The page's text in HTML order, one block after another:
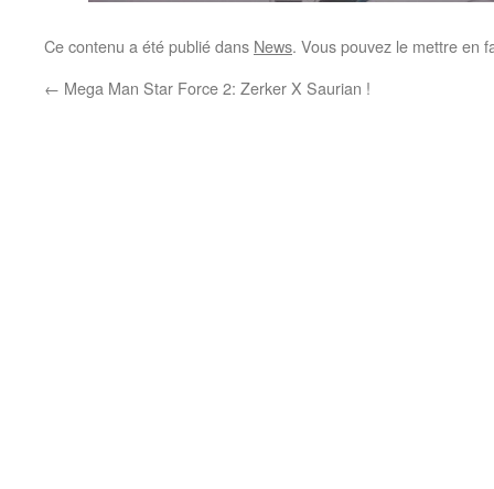
Ce contenu a été publié dans News. Vous pouvez le mettre en
← Mega Man Star Force 2: Zerker X Saurian !